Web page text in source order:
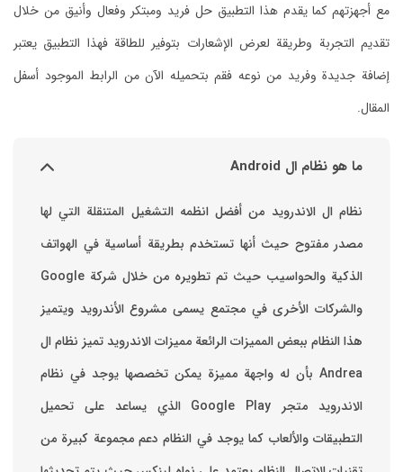
مع أجهزتهم كما يقدم هذا التطبيق حل فريد ومبتكر وفعال وأنيق من خلال
تقديم التجربة وطريقة لعرض الإشعارات بتوفير للطاقة فهذا التطبيق يعتبر
إضافة جديدة وفريد من نوعه فقم بتحميله الآن من الرابط الموجود أسفل
المقال.
ما هو نظام ال Android
نظام ال الاندرويد من أفضل انظمه التشغيل المتنقلة التي لها
مصدر مفتوح حيث أنها تستخدم بطريقة أساسية في الهواتف
والشركات الأخرى في مجتمع يسمى مشروع الأندرويد ويتميز
هذا النظام ببعض المميزات الرائعة ‏مميزات الاندرويد ‏تميز نظام ال
Andrea بأن له واجهة مميزة يمكن تخصصها ‏يوجد في نظام
الاندرويد متجر Google Play الذي يساعد على تحميل
التطبيقات والألعاب ‏كما يوجد في النظام دعم مجموعة كبيرة من